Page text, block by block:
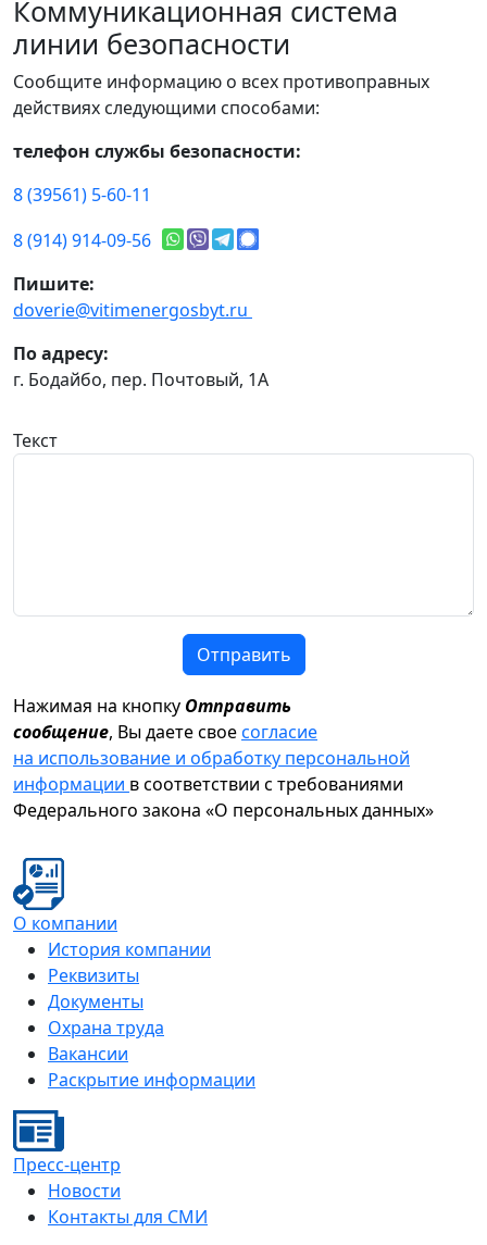
Коммуникационная система
линии безопасности
Сообщите информацию о всех противоправных
действиях следующими способами:
телефон службы безопасности:
8 (39561) 5-60-11
8 (914) 914-09-56
Пишите:
doverie@vitimenergosbyt.ru
По адресу:
г. Бодайбо, пер. Почтовый, 1А
Текст
Отправить
Нажимая на кнопку Отправить
сообщение, Вы даете своесогласие
на использование и обработку персональной
информации в соответствии с требованиями
Федерального закона «О персональных данных»
О компании
История компании
Реквизиты
Документы
Охрана труда
Вакансии
Раскрытие информации
Пресс-центр
Новости
Контакты для СМИ